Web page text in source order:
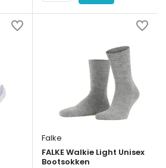
Falke
FALKE Walkie Light Unisex
Bootsokken